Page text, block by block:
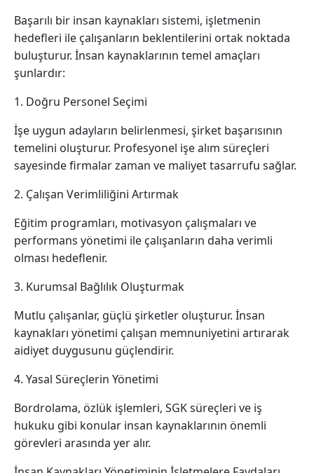
Başarılı bir insan kaynakları sistemi, işletmenin
hedefleri ile çalışanların beklentilerini ortak noktada
buluşturur. İnsan kaynaklarının temel amaçları
şunlardır:
1. Doğru Personel Seçimi
İşe uygun adayların belirlenmesi, şirket başarısının
temelini oluşturur. Profesyonel işe alım süreçleri
sayesinde firmalar zaman ve maliyet tasarrufu sağlar.
2. Çalışan Verimliliğini Artırmak
Eğitim programları, motivasyon çalışmaları ve
performans yönetimi ile çalışanların daha verimli
olması hedeflenir.
3. Kurumsal Bağlılık Oluşturmak
Mutlu çalışanlar, güçlü şirketler oluşturur. İnsan
kaynakları yönetimi çalışan memnuniyetini artırarak
aidiyet duygusunu güçlendirir.
4. Yasal Süreçlerin Yönetimi
Bordrolama, özlük işlemleri, SGK süreçleri ve iş
hukuku gibi konular insan kaynaklarının önemli
görevleri arasında yer alır.